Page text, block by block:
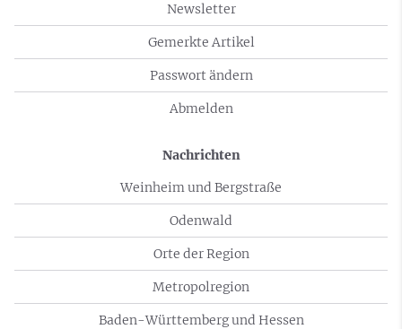
Newsletter
Gemerkte Artikel
Passwort ändern
Abmelden
Nachrichten
Weinheim und Bergstraße
Odenwald
Orte der Region
Metropolregion
Baden-Württemberg und Hessen